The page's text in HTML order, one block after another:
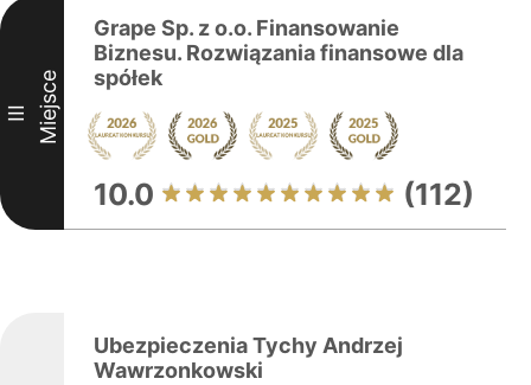
III Miejsce
Grape Sp. z o.o. Finansowanie
Biznesu. Rozwiązania finansowe dla
spółek
10.0 (112)
Ubezpieczenia Tychy Andrzej
Wawrzonkowski